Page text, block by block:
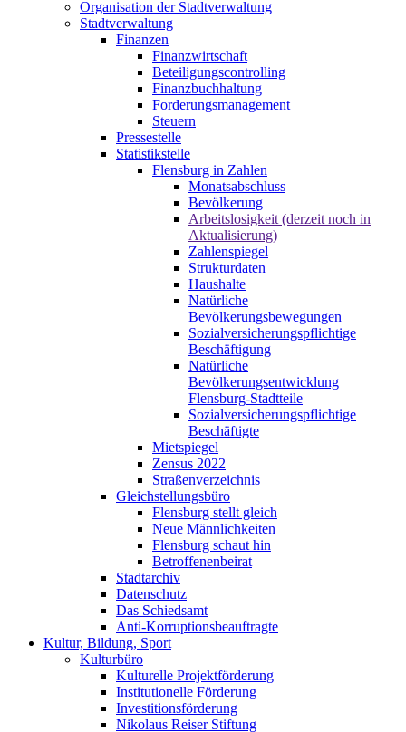
Organisation der Stadtverwaltung
Stadtverwaltung
Finanzen
Finanzwirtschaft
Beteiligungscontrolling
Finanzbuchhaltung
Forderungsmanagement
Steuern
Pressestelle
Statistikstelle
Flensburg in Zahlen
Monatsabschluss
Bevölkerung
Arbeitslosigkeit (derzeit noch in
Aktualisierung)
Zahlenspiegel
Strukturdaten
Haushalte
Natürliche
Bevölkerungsbewegungen
Sozialversicherungspflichtige
Beschäftigung
Natürliche
Bevölkerungsentwicklung
Flensburg-Stadtteile
Sozialversicherungspflichtige
Beschäftigte
Mietspiegel
Zensus 2022
Straßenverzeichnis
Gleichstellungsbüro
Flensburg stellt gleich
Neue Männlichkeiten
Flensburg schaut hin
Betroffenenbeirat
Stadtarchiv
Datenschutz
Das Schiedsamt
Anti-Korruptionsbeauftragte
Kultur, Bildung, Sport
Kulturbüro
Kulturelle Projektförderung
Institutionelle Förderung
Investitionsförderung
Nikolaus Reiser Stiftung